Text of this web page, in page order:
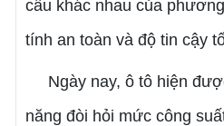
cầu khác nhau của
tính an toàn và độ tin cậy
Ngày nay, ô tô hiện
năng đòi hỏi mức công